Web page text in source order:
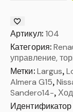
Артикул: 104
Категория:
управление,
Метки: Largus,
Almera G15,
Sandero14-,